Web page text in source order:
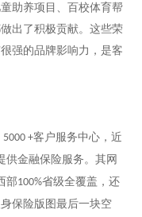
助养项目、百校体育帮
出了积极贡献。这些荣
强的品牌影响力，是客
5000 +客户服务中心，近
供金融保险服务。其网
部100%省级全覆盖，还
保险版图最后一块空